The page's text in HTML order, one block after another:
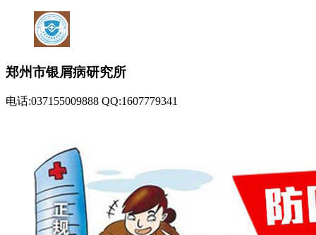
郑州市银屑病研究所
电话:037155009888 QQ:1607779341